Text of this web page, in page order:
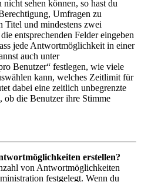
sehen können, so hast du
Umfragen zu
Titel und mindestens zwei
entsprechenden Felder eingeben
jede Antwortmöglichkeit in einer
auch unter
Benutzer“ festlegen, wie viele
kann, welches Zeitlimit für
dabei eine zeitlich unbegrenzte
die Benutzer ihre Stimme
erstellen?
von Antwortmöglichkeiten
festgelegt. Wenn du